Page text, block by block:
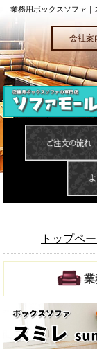
業務用ボックスソファ
会社案
トップペ
業